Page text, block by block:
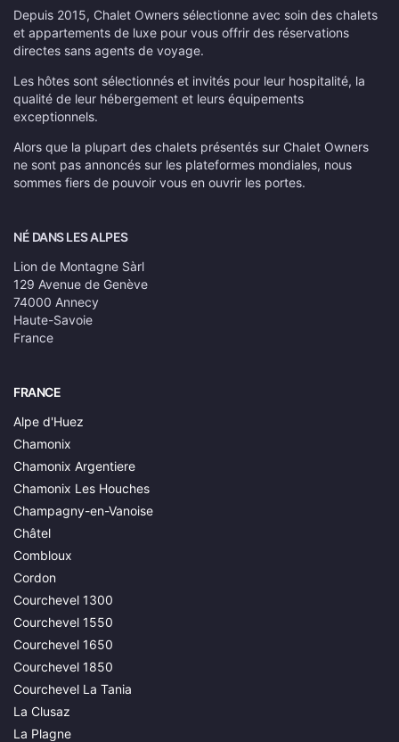
Depuis 2015, Chalet Owners sélectionne avec soin des chalets
et appartements de luxe pour vous offrir des réservations
directes sans agents de voyage.
Les hôtes sont sélectionnés et invités pour leur hospitalité, la
qualité de leur hébergement et leurs équipements
exceptionnels.
Alors que la plupart des chalets présentés sur Chalet Owners
ne sont pas annoncés sur les plateformes mondiales, nous
sommes fiers de pouvoir vous en ouvrir les portes.
NÉ DANS LES ALPES
Lion de Montagne Sàrl
129 Avenue de Genève
74000 Annecy
Haute-Savoie
France
FRANCE
Alpe d'Huez
Chamonix
Chamonix Argentiere
Chamonix Les Houches
Champagny-en-Vanoise
Châtel
Combloux
Cordon
Courchevel 1300
Courchevel 1550
Courchevel 1650
Courchevel 1850
Courchevel La Tania
La Clusaz
La Plagne